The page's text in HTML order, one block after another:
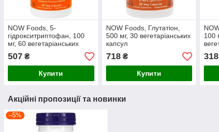
NOW Foods, 5-
гідрокситриптофан, 100
мг, 60 вегетаріанських
капсул
507 ₴
Купити
NOW Foods, Глутатіон,
500 мг, 30 вегетаріанських
капсул
718₴
Купити
100
318
Акційні пропозиції та новинки
–5%